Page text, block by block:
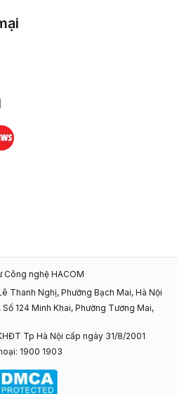
TikTok
nghệ HACOM
Thanh Nghị, Phường Bạch Mai, Hà Nội
124 Minh Khai, Phường Tương Mai,
Tp Hà Nội cấp ngày 31/8/2001
1900 1903